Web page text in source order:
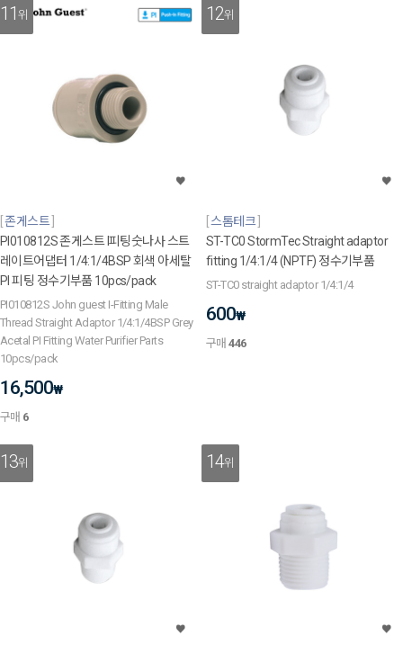
11위
존게스트
PI010812S 존게스트 I피팅숫나사 스트
레이트어댑터 1/4:1/4BSP 회색 아세탈
PI 피팅 정수기부품 10pcs/pack
PI010812S John guest I-Fitting Male
Thread Straight Adaptor 1/4:1/4BSP Grey
Acetal PI Fitting Water Purifier Parts
10pcs/pack
16,500₩
구매 6
12위
스톰테크
ST-TC0 StormTec Straight adaptor
fitting 1/4:1/4 (NPTF) 정수기부품
ST-TC0 straight adaptor 1/4:1/4
600₩
구매446
13위 14위